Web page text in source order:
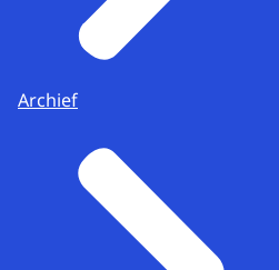
Archief